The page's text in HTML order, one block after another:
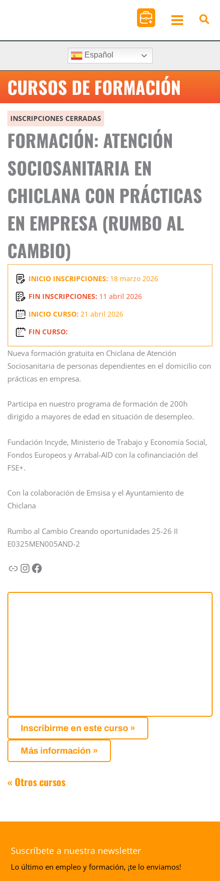
Español
CURSOS DE FORMACIÓN
INSCRIPCIONES CERRADAS
FORMACIÓN: ATENCIÓN
SOCIOSANITARIA EN
CHICLANA CON PRÁCTICAS
EN EMPRESA (RUMBO AL
CAMBIO)
INICIO INSCRIPCIONES: 18 marzo 2026
FIN INSCRIPCIONES: 11 abril 2026
INICIO CURSO: 21 abril 2026
FIN CURSO:
Nueva formación gratuita en Chiclana de Atención
Sociosanitaria de personas dependientes en el domicilio con
prácticas en empresa.
Participa en nuestro programa de formación de 200h
dirigido a mayores de edad en situación de desempleo.
Fundación Incyde, Ministerio de Trabajo y Economía Social,
Fondos Europeos y Arrabal-AID con la cofinanciación del
FSE+.
Con la colaboración de Emsisa y el Ayuntamiento de
Chiclana
Rumbo al Cambio Creando oportunidades 25-26 II
E0325MEN005AND-2
LinkInstagram
Facebook
Inscribirme en este curso »
Más información »
« Otros cursos
Suscríbete a nuestra newsletter
Lo último en empleo y formación, ¡te lo enviamos!